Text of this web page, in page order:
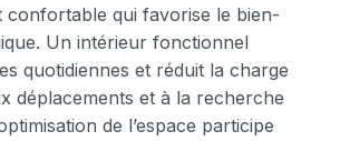
confortable qui favorise le bien-
Un intérieur fonctionnel
quotidiennes et réduit la charge
déplacements et à la recherche
de l’espace participe